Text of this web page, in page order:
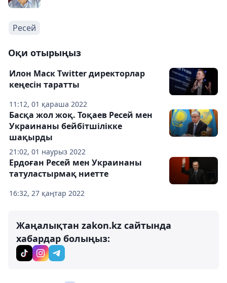
Ресей
Оқи отырыңыз
11:12, 01 қараша 2022
Илон Маск Twitter директорлар
кеңесін таратты
21:02, 01 наурыз 2022
Басқа жол жоқ. Тоқаев Ресей мен
Украинаны бейбітшілікке
шақырды
16:32, 27 қаңтар 2022
Ердоған Ресей мен Украинаны
татуластырмақ ниетте
Жаңалықтан zakon.kz сайтында
хабардар болыңыз: